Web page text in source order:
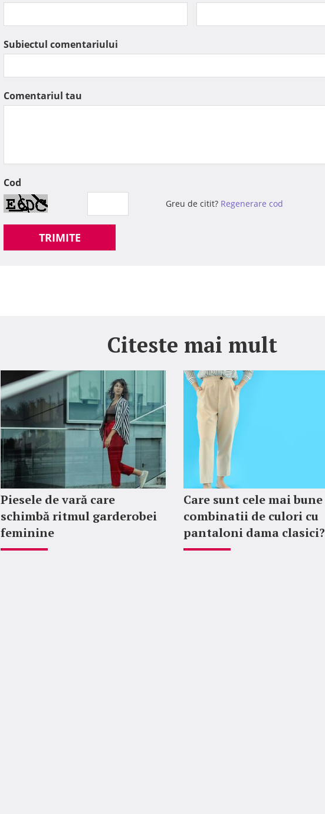
Subiectul comentariului
Comentariul tau
Cod
Greu de citit? Regenerare cod
TRIMITE
Citeste mai mult
Piesele de vară care
schimbă ritmul garderobei
feminine
Care sunt cele mai bune
combinatii de culori cu
pantaloni dama clasici?